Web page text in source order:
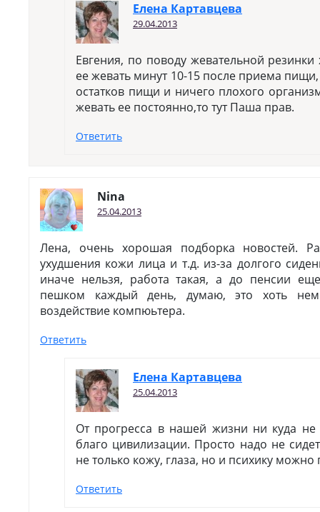
Елена Картавцева
29.04.2013
Евгения, по поводу жевательной резинки
ее жевать минут 10-15 после приема
остатков пищи и ничего плохого
жевать ее постоянно,то тут Паша прав.
Ответить
Nina
25.04.2013
Лена, очень хорошая подборка новостей.
ухудшения кожи лица и т.д. из-за долгого
иначе нельзя, работа такая, а до пенсии
пешком каждый день, думаю, это хоть
воздействие компюьтера.
Ответить
Елена Картавцева
25.04.2013
От прогресса в нашей жизни ни куда
благо цивилизации. Просто надо не
не только кожу, глаза, но и психику можно
Ответить